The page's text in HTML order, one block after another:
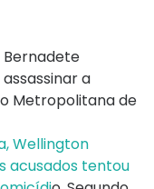
Bernadete
a
Metropolitana de
Wellington
acusados tentou